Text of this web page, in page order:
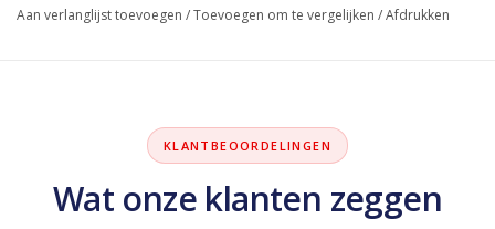
Aan verlanglijst toevoegen /Toevoegen om te vergelijken /Afdrukken
KLANTBEOORDELINGEN
Wat onze klanten zeggen